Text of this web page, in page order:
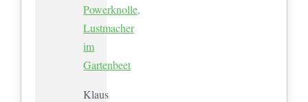
Powerknolle,
Lustmacher
im
Gartenbeet
Klaus